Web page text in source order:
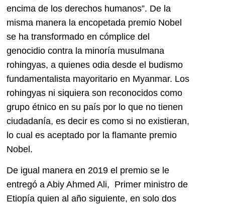
encima de los derechos humanos”. De la
misma manera la encopetada premio Nobel
se ha transformado en cómplice del
genocidio contra la minoría musulmana
rohingyas, a quienes odia desde el budismo
fundamentalista mayoritario en Myanmar. Los
rohingyas ni siquiera son reconocidos como
grupo étnico en su país por lo que no tienen
ciudadanía, es decir es como si no existieran,
lo cual es aceptado por la flamante premio
Nobel.
De igual manera en 2019 el premio se le
entregó a Abiy Ahmed Ali, Primer ministro de
Etiopía quien al año siguiente, en solo dos